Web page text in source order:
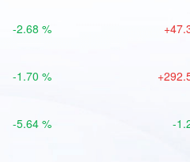
-2.68 %
-1.70 %
-5.64 % -